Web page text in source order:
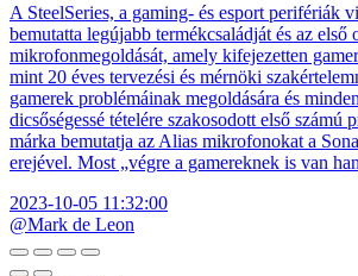
A SteelSeries, a gaming- és esport perifériák
bemutatta legújabb termékcsaládját és az első
mikrofonmegoldását, amely kifejezetten
mint 20 éves tervezési és mérnöki
gamerek problémáinak megoldására és
dicsőségessé tételére szakosodott első számú
márka bemutatja az Alias mikrofonokat a
erejével. Most „végre a gamereknek is van
2023-10-05 11:32:00
@Mark de Leon